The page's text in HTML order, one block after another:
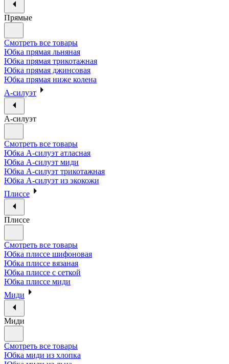
Прямые
Смотреть все товары
Юбка прямая льняная
Юбка прямая трикотажная
Юбка прямая джинсовая
Юбка прямая ниже колена
А-силуэт
А-силуэт
Смотреть все товары
Юбка А-силуэт атласная
Юбка А-силуэт миди
Юбка А-силуэт трикотажная
Юбка А-силуэт из экокожи
Плиссе
Плиссе
Смотреть все товары
Юбка плиссе шифоновая
Юбка плиссе вязаная
Юбка плиссе с сеткой
Юбка плиссе миди
Миди
Миди
Смотреть все товары
Юбка миди из хлопка